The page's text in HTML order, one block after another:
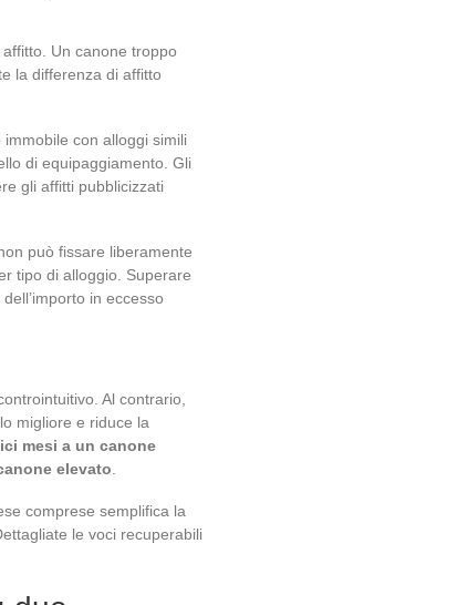
Un canone troppo
la differenza di affitto
con alloggi simili
di equipaggiamento. Gli
gli affitti pubblicizzati
può fissare liberamente
tipo di alloggio. Superare
in eccesso
Al contrario,
migliore e riduce la
mesi a un canone
elevato
comprese semplifica la
le voci recuperabili